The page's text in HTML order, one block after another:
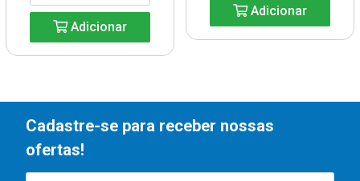
Adicionar
Adicionar
Cadastre-se para receber nossas
ofertas!